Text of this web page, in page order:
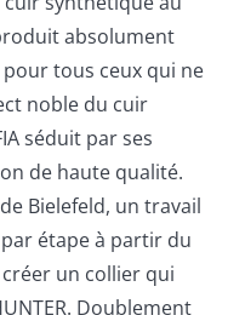
absolument
tous ceux qui ne
noble du cuir
séduit par ses
de haute qualité.
Bielefeld, un travail
étape à partir du
un collier qui
Doublement